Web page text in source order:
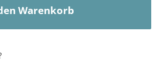
Warenkorb